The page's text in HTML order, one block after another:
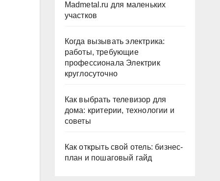
Madmetal.ru для маленьких
участков
Когда вызывать электрика:
работы, требующие
профессионала Электрик
круглосуточно
Как выбрать телевизор для
дома: критерии, технологии и
советы
Как открыть свой отель: бизнес-
план и пошаговый гайд